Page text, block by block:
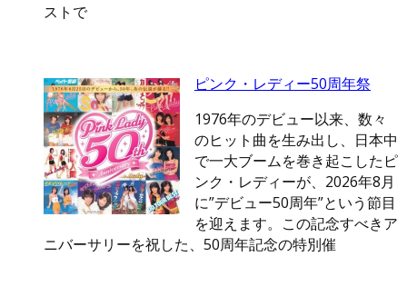
ストで
ピンク・レディー50周年祭
1976年のデビュー以来、数々
のヒット曲を生み出し、日本中
で一大ブームを巻き起こしたピ
ンク・レディーが、2026年8月
に”デビュー50周年”という節目
を迎えます。この記念すべきア
ニバーサリーを祝した、50周年記念の特別催